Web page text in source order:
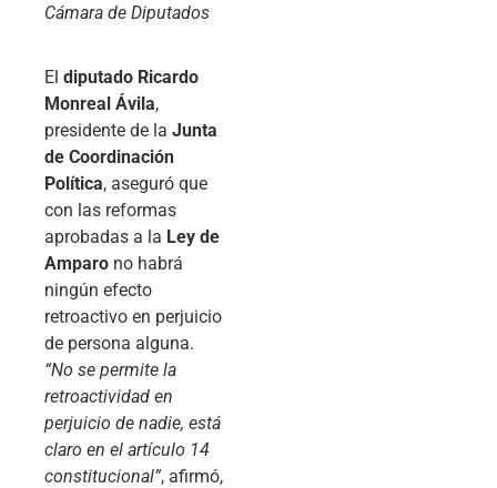
Cámara de Diputados
El diputado Ricardo
Monreal Ávila,
presidente de la Junta
de Coordinación
Política, aseguró que
con las reformas
aprobadas a la Ley de
Amparo no habrá
ningún efecto
retroactivo en perjuicio
de persona alguna.
“No se permite la
retroactividad en
perjuicio de nadie, está
claro en el artículo 14
constitucional”, afirmó,